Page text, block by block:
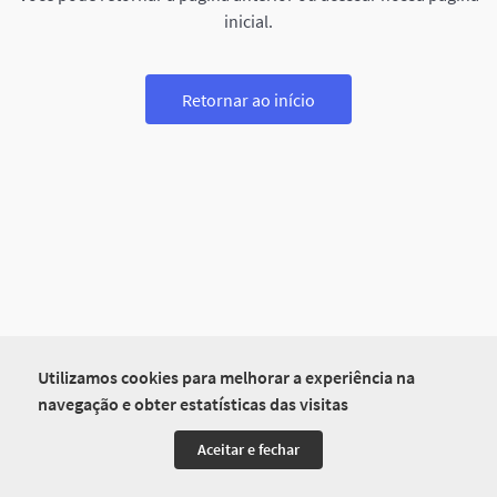
Utilizamos cookies para melhorar a experiência na
navegação e obter estatísticas das visitas
Aceitar e fechar
inicial.
Retornar ao início